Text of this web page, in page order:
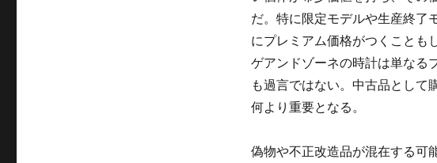
だ。特に限定モデルや生産終了
にプレミアム価格がつくことも
ゲアンドゾーネの時計は単なる
も過言ではない。中古品として
何より重要となる。
偽物や不正改造品が混在する可